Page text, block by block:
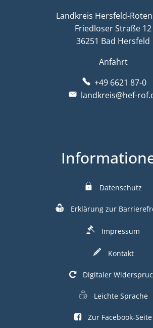
Landkreis Hersfeld-
Friedloser Straße 12
36251 Bad Hersfeld
Anfahrt
+49 6621 87-0
landkreis@hef-
Datenschutz
Erklärung zur
Impressum
Kontakt
Digitaler
Leichte Sprache
Zur Facebook-Seite